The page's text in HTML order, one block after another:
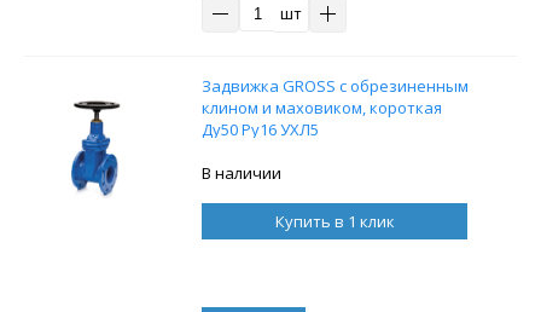
шт
Задвижка GROSS с обрезиненным
клином и маховиком, короткая
Ду50 Ру16 УХЛ5
В наличии
Купить в 1 клик